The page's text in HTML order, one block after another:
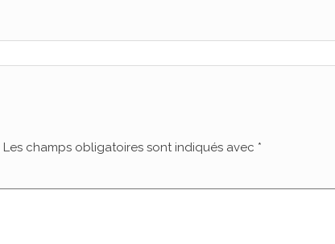
Les champs obligatoires sont indiqués avec *